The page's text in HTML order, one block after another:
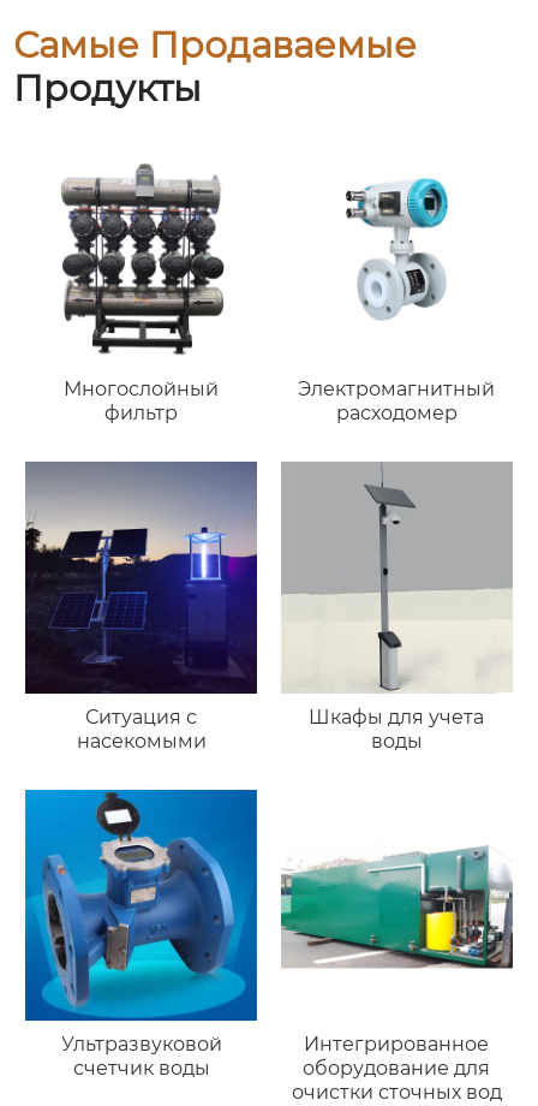
Самые Продаваемые
Продукты
Многослойный
фильтр
Электромагнитный
расходомер
Ситуация с
насекомыми
Шкафы для учета
воды
Ультразвуковой
счетчик воды
Интегрированное
оборудование для
очистки сточных вод